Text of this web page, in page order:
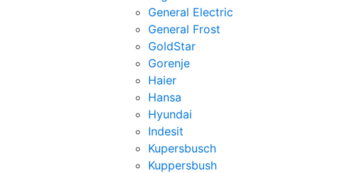
General Electric
General Frost
GoldStar
Gorenje
Haier
Hansa
Hyundai
Indesit
Kupersbusch
Kuppersbush